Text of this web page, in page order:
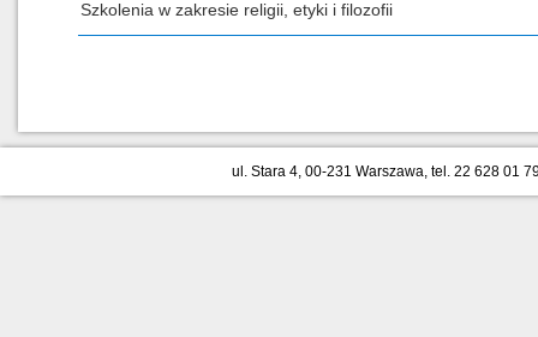
Szkolenia w zakresie religii, etyki i filozofii
ul. Stara 4, 00-231 Warszawa, tel. 22 628 01